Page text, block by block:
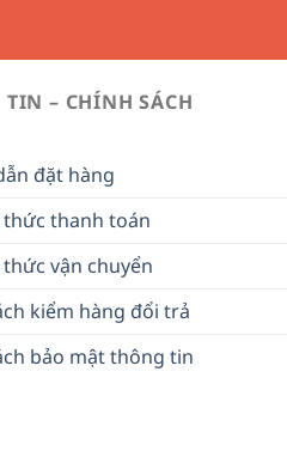
TIN – CHÍNH SÁCH
đặt hàng
thanh toán
vận chuyển
kiểm hàng đổi trả
bảo mật thông tin